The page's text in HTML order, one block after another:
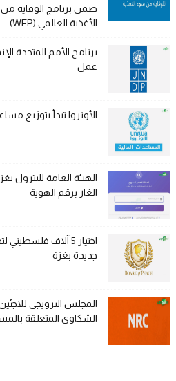
ضمن برنامج الوقاية من
الأغذية العالمي (WFP)
عمل
الأونروا تبدأ بتوزيع
الهيئة العامة
الغاز برقم الهوية
اختيار 5 آلاف
جديدة بغزة
الشكاوى المتعلقة